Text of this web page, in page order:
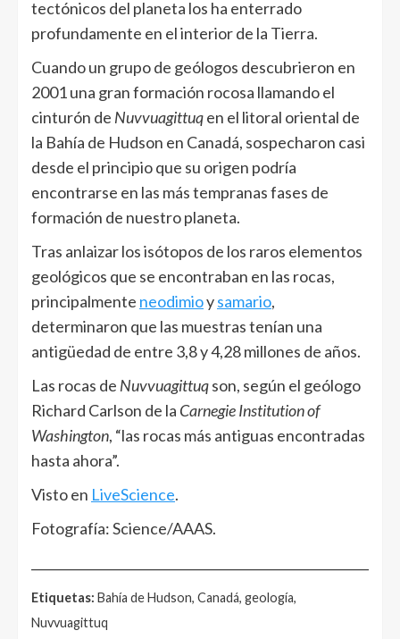
tectónicos del planeta los ha enterrado
profundamente en el interior de la Tierra.
Cuando un grupo de geólogos descubrieron en
2001 una gran formación rocosa llamando el
cinturón de Nuvvuagittuqen el litoral oriental de
la Bahía de Hudson en Canadá, sospecharon casi
desde el principio que su origen podría
encontrarse en las más tempranas fases de
formación de nuestro planeta.
Tras anlaizar los isótopos de los raros elementos
geológicos que se encontraban en las rocas,
principalmente neodimioysamario,
determinaron que las muestras tenían una
antigüedad de entre 3,8 y 4,28 millones de años.
Las rocas de Nuvvuagittuqson, según el geólogo
Richard Carlson de la Carnegie Institution of
Washington, “las rocas más antiguas encontradas
hasta ahora”.
Visto en LiveScience.
Fotografía: Science/AAAS.
Etiquetas: Bahía de Hudson, Canadá, geología,
Nuvvuagittuq